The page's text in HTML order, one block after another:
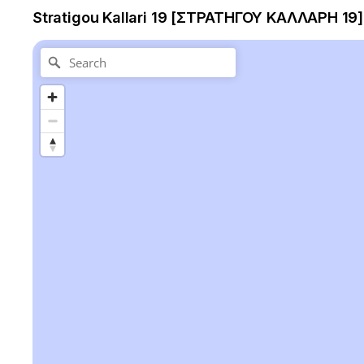
Stratigou Kallari 19 [ΣΤΡΑΤΗΓΟΥ ΚΑΛΛΑΡΗ